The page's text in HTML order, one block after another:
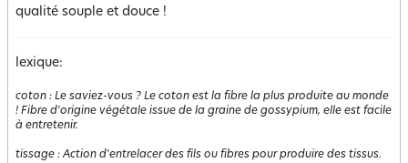
qualité souple et douce !
lexique:
coton : Le saviez-vous ? Le coton est la fibre la plus produite au monde
! Fibre d'origine végétale issue de la graine de gossypium, elle est facile
à entretenir.
tissage :Action d'entrelacer des fils ou fibres pour produire des tissus.